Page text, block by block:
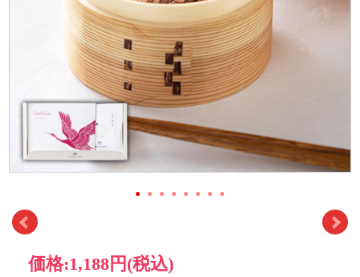
価格:1,188円 (税込)